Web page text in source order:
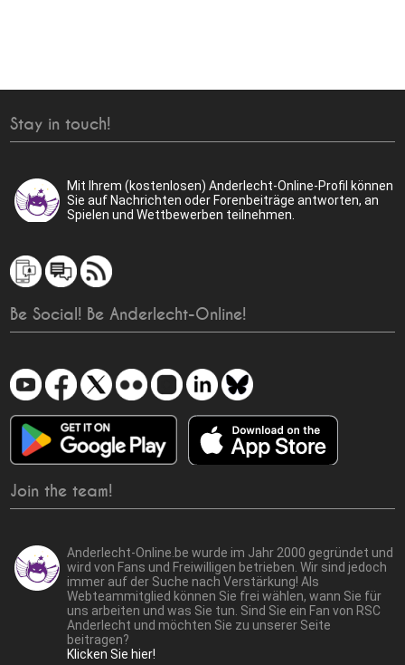
Stay in touch!
Mit Ihrem (kostenlosen) Anderlecht-Online-Profil können
Sie auf Nachrichten oder Forenbeiträge antworten, an
Spielen und Wettbewerben teilnehmen.
Be Social! Be Anderlecht-Online!
Join the team!
Anderlecht-Online.be wurde im Jahr 2000 gegründet und
wird von Fans und Freiwilligen betrieben. Wir sind jedoch
immer auf der Suche nach Verstärkung! Als
Webteammitglied können Sie frei wählen, wann Sie für
uns arbeiten und was Sie tun. Sind Sie ein Fan von RSC
Anderlecht und möchten Sie zu unserer Seite
beitragen?
Klicken Sie hier!